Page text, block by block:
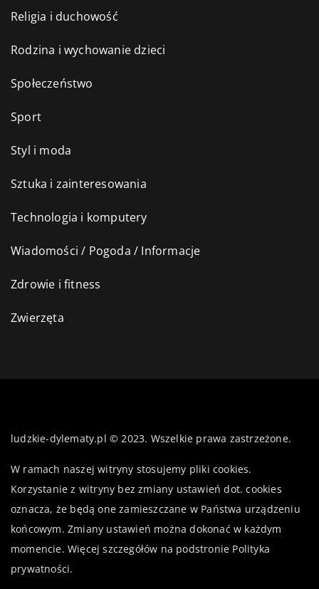
Religia i duchowość
Rodzina i wychowanie dzieci
Społeczeństwo
Sport
Styl i moda
Sztuka i zainteresowania
Technologia i komputery
Wiadomości / Pogoda / Informacje
Zdrowie i fitness
Zwierzęta
ludzkie-dylematy.pl © 2023. Wszelkie prawa zastrzeżone.
W ramach naszej witryny stosujemy pliki cookies.
Korzystanie z witryny bez zmiany ustawień dot. cookies
oznacza, że będą one zamieszczane w Państwa urządzeniu
końcowym. Zmiany ustawień można dokonać w każdym
momencie. Więcej szczegółów na podstronie Polityka
prywatności.